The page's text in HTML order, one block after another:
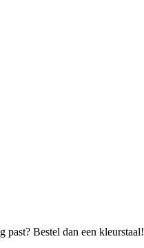
Bestel dan een kleurstaal!